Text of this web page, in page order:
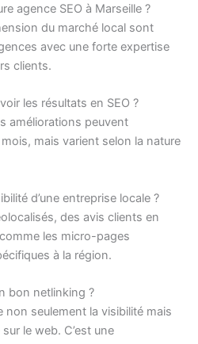
agence SEO à Marseille ?
du marché local sont
avec une forte expertise
clients.
les résultats en SEO ?
améliorations peuvent
mais varient selon la nature
d’une entreprise locale ?
des avis clients en
comme les micro-pages
à la région.
bon netlinking ?
seulement la visibilité mais
le web. C’est une